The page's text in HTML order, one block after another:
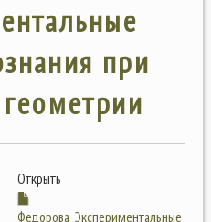
при
Открыть
Федорова_Экспериментальные